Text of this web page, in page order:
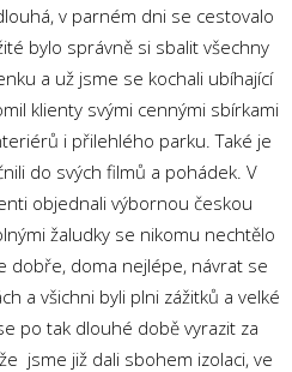
v parném dni se cestovalo
bylo správně si sbalit všechny
a už jsme se kochali ubíhající
klienty svými cennými sbírkami
i přilehlého parku. Také je
do svých filmů a pohádek. V
objednali výbornou českou
žaludky se nikomu nechtělo
dobře, doma nejlépe, návrat se
a všichni byli plni zážitků a velké
po tak dlouhé době vyrazit za
jsme již dali sbohem izolaci, ve